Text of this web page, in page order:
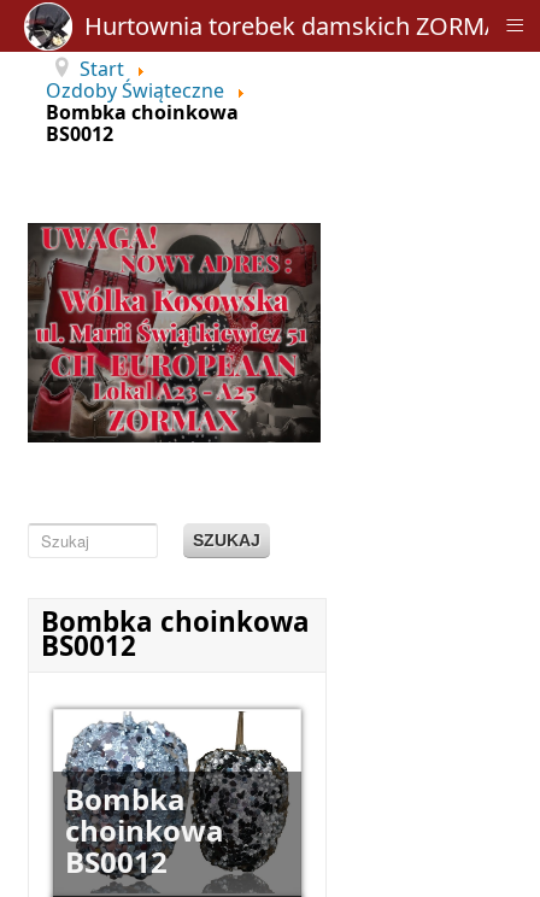
Start
Ozdoby Świąteczne
Bombka choinkowa
BS0012
SZUKAJ
Bombka choinkowa
BS0012
Bombka
choinkowa
BS0012
Hurtownia torebek damskich ZORMAX≡